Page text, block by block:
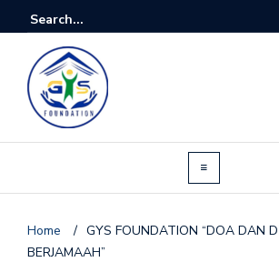
Home / GYS FOUNDATION “DOA DAN
BERJAMAAH”